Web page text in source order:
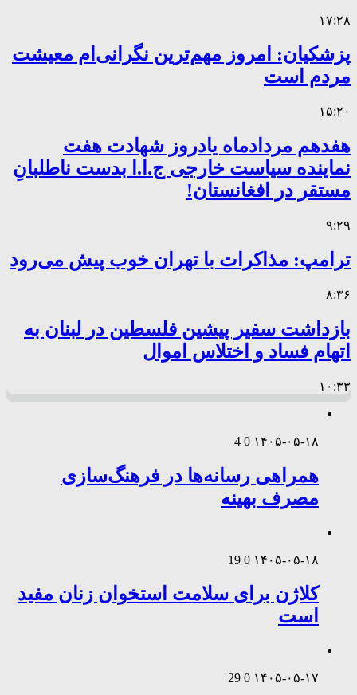
۱۷:۲۸
پزشکیان: امروز مهم‌ترین نگرانی‌ام معیشت
مردم است
۱۵:۲۰
هفدهم مردادماه یادروز شهادت هفت
نماینده سیاست خارجی ج.ا.ا بدست ناطلبانِ
مستقر در افغانستان!
۹:۲۹
ترامپ: مذاکرات با تهران خوب پیش می‌رود
۸:۳۶
بازداشت سفیر پیشین فلسطین در لبنان به
اتهام فساد و اختلاس اموال
۱۰:۳۳
۱۴۰۵-۰۵-۱۸ 0
4
همراهی رسانه‌ها در فرهنگ‌سازی
مصرف بهینه
۱۴۰۵-۰۵-۱۸ 0
19
کلاژن برای سلامت استخوان زنان مفید
است
۱۴۰۵-۰۵-۱۷ 0
29